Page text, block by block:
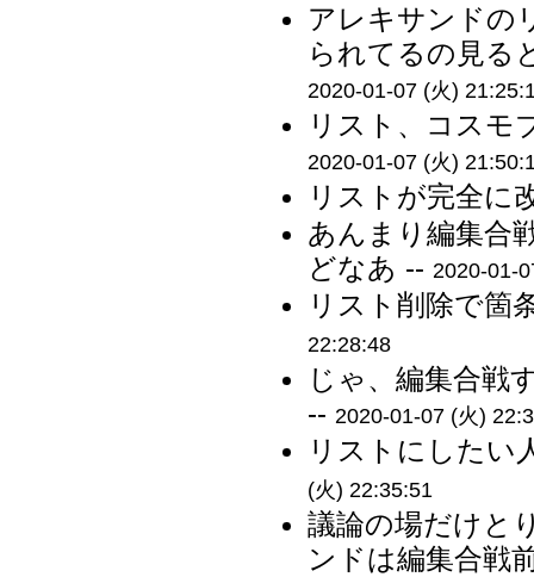
アレキサンドの
られてるの見る
2020-01-07 (火)
リスト、コスモ
2020-01-07 (火)
リストが完全
あんまり編集合
どなあ -- 2020-01-
リスト削除で箇
22:28:48
じゃ、編集合戦
-- 2020-01-07 (火)
リストにしたい
(火) 22:35:51
議論の場だけと
ンドは編集合戦